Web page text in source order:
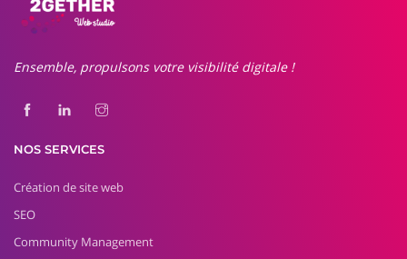
Ensemble, propulsons votre visibilité digitale !
NOS SERVICES
Création de site web
SEO
Community Management